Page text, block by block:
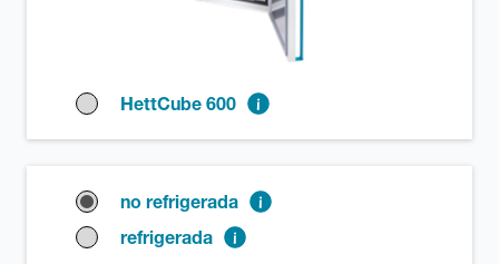
HettCube 600
no refrigerada
refrigerada